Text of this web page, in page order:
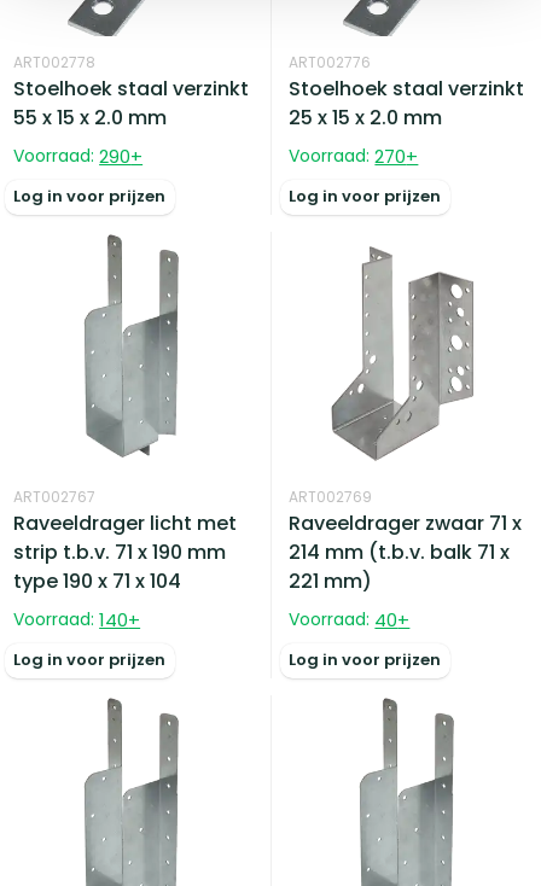
ART002778
Stoelhoek staal verzinkt
55 x 15 x 2.0 mm
Voorraad: 290+
Log in voor prijzen
ART002776
Stoelhoek staal verzinkt
25 x 15 x 2.0 mm
Voorraad: 270+
Log in voor prijzen
ART002767
Raveeldrager licht met
strip t.b.v. 71 x 190 mm
type 190 x 71 x 104
Voorraad: 140+
Log in voor prijzen
ART002769
Raveeldrager zwaar 71 x
214 mm (t.b.v. balk 71 x
221 mm)
Voorraad: 40+
Log in voor prijzen